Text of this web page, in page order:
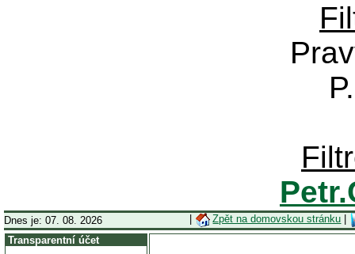
Dnes je: 07. 08. 2026 Zpět na domovskou stránku
Transparentní účet